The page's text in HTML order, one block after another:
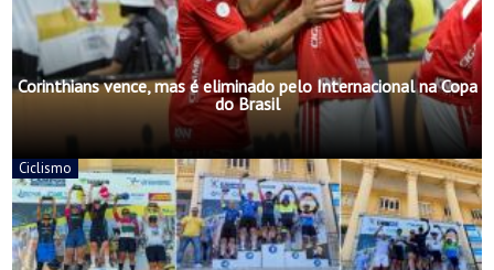
Corinthians vence, mas é eliminado pelo Internacional na Copa
do Brasil
Ciclismo